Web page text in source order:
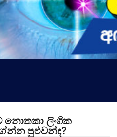
නොතකා ලිංගික
පුළුවන්ද?